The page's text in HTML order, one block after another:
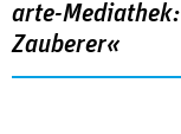
arte-
Zauberer«